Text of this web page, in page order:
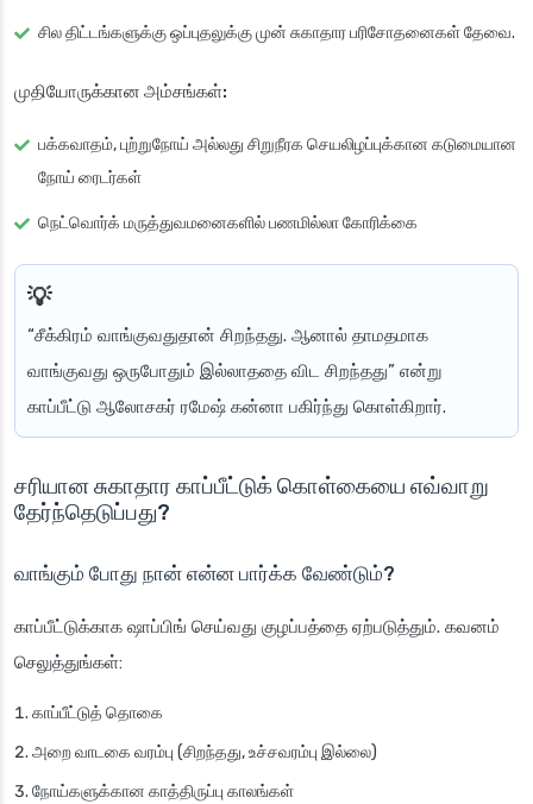
சில திட்டங்களுக்கு ஒப்புதலுக்கு முன் சுகாதார பரிசோதனைகள் தேவை.
முதியோருக்கான அம்சங்கள்:
பக்கவாதம், புற்றுநோய் அல்லது சிறுநீரக செயலிழப்புக்கான கடுமையான
நோய் ரைடர்கள்
நெட்வொர்க் மருத்துவமனைகளில் பணமில்லா கோரிக்கை
“சீக்கிரம் வாங்குவதுதான் சிறந்தது. ஆனால் தாமதமாக
வாங்குவது ஒருபோதும் இல்லாததை விட சிறந்தது” என்று
காப்பீட்டு ஆலோசகர் ரமேஷ் கன்னா பகிர்ந்து கொள்கிறார்.
சரியான சுகாதார காப்பீட்டுக் கொள்கையை எவ்வாறு
தேர்ந்தெடுப்பது?
வாங்கும் போது நான் என்ன பார்க்க வேண்டும்?
காப்பீட்டுக்காக ஷாப்பிங் செய்வது குழப்பத்தை ஏற்படுத்தும். கவனம்
செலுத்துங்கள்:
காப்பீட்டுத் தொகை
அறை வாடகை வரம்பு (சிறந்தது, உச்சவரம்பு இல்லை)
நோய்களுக்கான காத்திருப்பு காலங்கள்